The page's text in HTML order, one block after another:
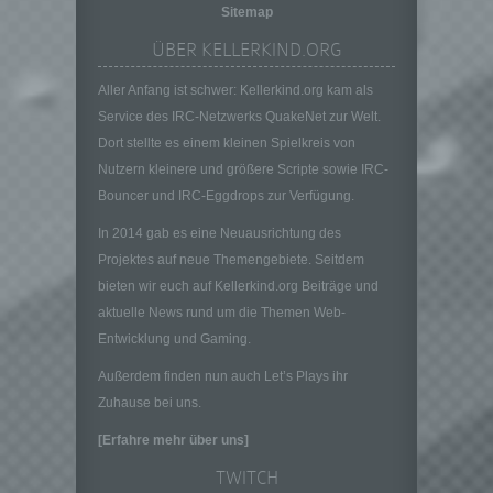
Sitemap
ÜBER KELLERKIND.ORG
Aller Anfang ist schwer: Kellerkind.org kam als
Service des IRC-Netzwerks QuakeNet zur Welt.
Dort stellte es einem kleinen Spielkreis von
Nutzern kleinere und größere Scripte sowie IRC-
Bouncer und IRC-Eggdrops zur Verfügung.
In 2014 gab es eine Neuausrichtung des
Projektes auf neue Themengebiete. Seitdem
bieten wir euch auf Kellerkind.org Beiträge und
aktuelle News rund um die Themen Web-
Entwicklung und Gaming.
Außerdem finden nun auch Let’s Plays ihr
Zuhause bei uns.
[Erfahre mehr über uns]
TWITCH
Informationen nicht mehr einer spezifischen
betroffenen Person zugeordnet werden
können, sofern diese zusätzlichen
Informationen gesondert aufbewahrt werden
und technischen und organisatorischen
Maßnahmen unterliegen, die gewährleisten,
einer identifizierten oder identifizierbaren
natürlichen Person zugewiesen werden.
g) Verantwortlicher oder für die Verarbeitung
Verantwortlicher
Verantwortlicher oder für die Verarbeitung
oder andere Stelle, die allein oder
gemeinsam mit anderen über die Zwecke
personenbezogenen Daten entscheidet.
Sind die Zwecke und Mittel dieser
das Recht der Mitgliedstaaten vorgegeben,